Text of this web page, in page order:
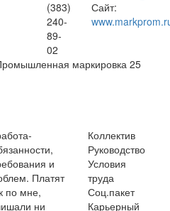
(383)
240-
89-
02
Сайт:
маркировка25
и
Платят
по мне,
ни
Коллектив
Руководство
Условия
труда
Соц.пакет
Карьерный